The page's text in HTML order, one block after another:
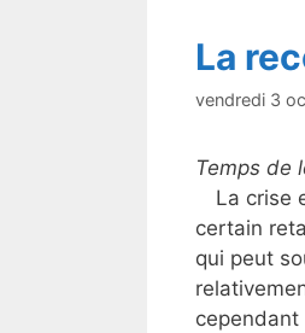
La
vendredi 3
Temps de
La crise
certain
qui peut